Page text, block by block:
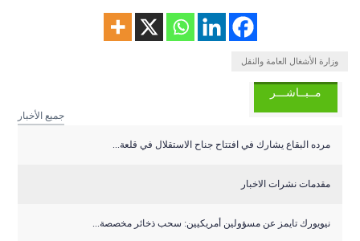
وزارة الأشغال العامة والنقل
مــبــاشـــر
جميع الأخبار
مرده البقاع يشارك في افتتاح جناح الاستقلال في قلعة...
مقدمات نشرات الاخبار
نيويورك تايمز عن مسؤولين أمريكيين: سحب ذخائر مخصصة...